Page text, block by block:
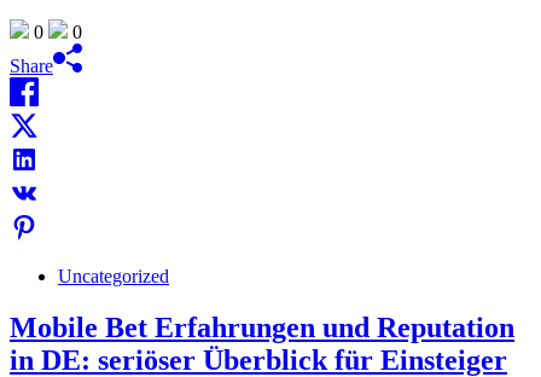
0
0
Share
Uncategorized
Mobile Bet Erfahrungen und Reputation
in DE: seriöser Überblick für Einsteiger